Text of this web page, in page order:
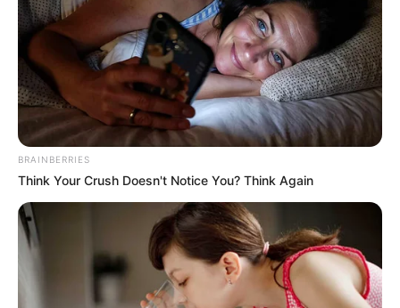
BRAINBERRIES
Think Your Crush Doesn't Notice You? Think Again